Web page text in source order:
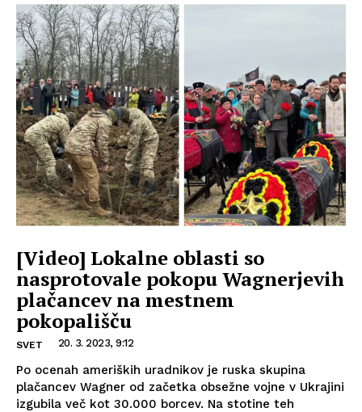
[Video] Lokalne oblasti so
nasprotovale pokopu Wagnerjevih
plačancev na mestnem
pokopališču
SVET 20. 3. 2023, 9:12
Po ocenah ameriških uradnikov je ruska skupina
plačancev Wagner od začetka obsežne vojne v Ukrajini
izgubila več kot 30.000 borcev. Na stotine teh